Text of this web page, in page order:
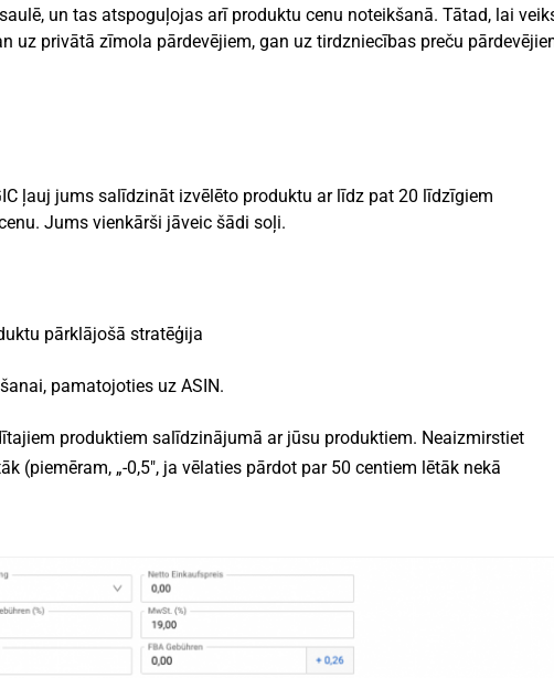
un tas atspoguļojas arī produktu cenu noteikšanā. Tātad, lai
uz privātā zīmola pārdevējiem, gan uz tirdzniecības preču
ļauj jums salīdzināt izvēlēto produktu ar līdz pat 20 līdzīgiem
Jums vienkārši jāveic šādi soļi.
pārklājošā stratēģija
pamatojoties uz ASIN.
produktiem salīdzinājumā ar jūsu produktiem. Neaizmirstiet
(piemēram, „-0,5″, ja vēlaties pārdot par 50 centiem lētāk nekā